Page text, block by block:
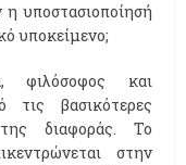
η υποστασιοποίησή
υποκείμενο;
φιλόσοφος και
τις βασικότερες
διαφοράς. Το
στην